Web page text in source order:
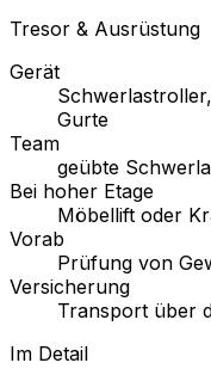
Tresor & Ausrüstung
Gerät
Gurte
Team
geübte
Bei hoher Etage
Möbellift oder
Vorab
Prüfung von
Versicherung
Transport über
Im Detail